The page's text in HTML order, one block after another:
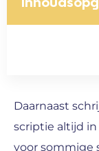
Daarnaast
scriptie altijd in
voor sommige